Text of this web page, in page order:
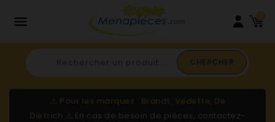
 0
CHERCHER
⚠️ Pour les marques : Brandt, Vedette, De
Dietrich ⚠️ En cas de besoin de pièces, contactez-